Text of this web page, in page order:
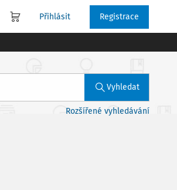
Přihlásit Registrace
Vyhledat
Rozšířené vyhledávání